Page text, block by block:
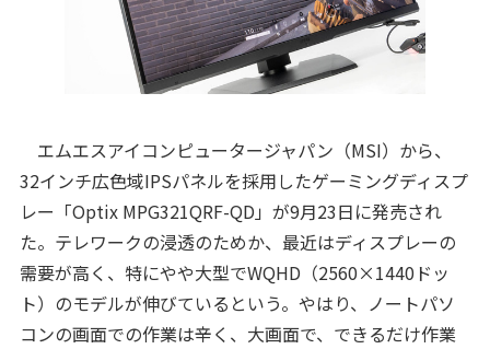
エムエスアイコンピュータージャパン（MSI）から、
32インチ広色域IPSパネルを採用したゲーミングディスプ
レー「Optix MPG321QRF-QD」が9月23日に発売され
た。テレワークの浸透のためか、最近はディスプレーの
需要が高く、特にやや大型でWQHD（2560×1440ドッ
ト）のモデルが伸びているという。やはり、ノートパソ
コンの画面での作業は辛く、大画面で、できるだけ作業